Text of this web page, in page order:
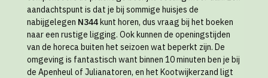
aandachtspunt is dat je bij sommige huisjes de
nabijgelegen N344kunt horen, dus vraag bij het boeken
naar een rustige ligging. Ook kunnen de openingstijden
van de horeca buiten het seizoen wat beperkt zijn. De
omgeving is fantastisch want binnen 10 minuten ben je bij
de Apenheul of Julianatoren, en het Kootwijkerzand ligt